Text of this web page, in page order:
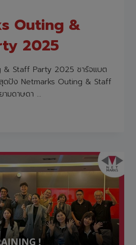
Outing &
2025
& Staff Party 2025 ชาร์จแบต
ดปัง Netmarks Outing & Staff
มดาษดา …